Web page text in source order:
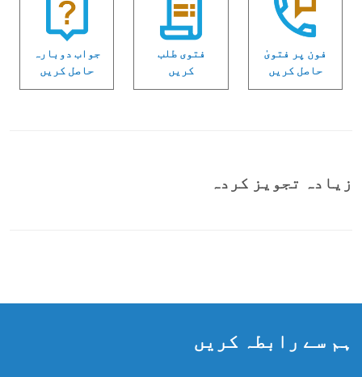
فون پر فتویٰ
حاصل کریں
فتوی طلب
کریں
جواب دوبارہ
حاصل کریں
زیادہ تجویز کردہ
ہم سے رابطہ کریں